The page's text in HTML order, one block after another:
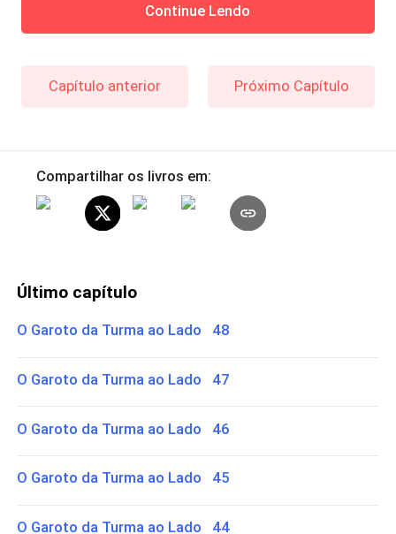
Continue Lendo
Capítulo anterior Próximo Capítulo
Compartilhar os livros em:
Último capítulo
O Garoto da Turma ao Lado 48
O Garoto da Turma ao Lado 47
O Garoto da Turma ao Lado 46
O Garoto da Turma ao Lado 45
O Garoto da Turma ao Lado 44